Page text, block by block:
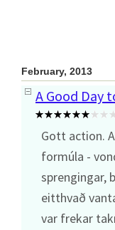
February, 2013
A Good Day
Gott action.
formúla -
sprengingar,
eitthvað
var frekar